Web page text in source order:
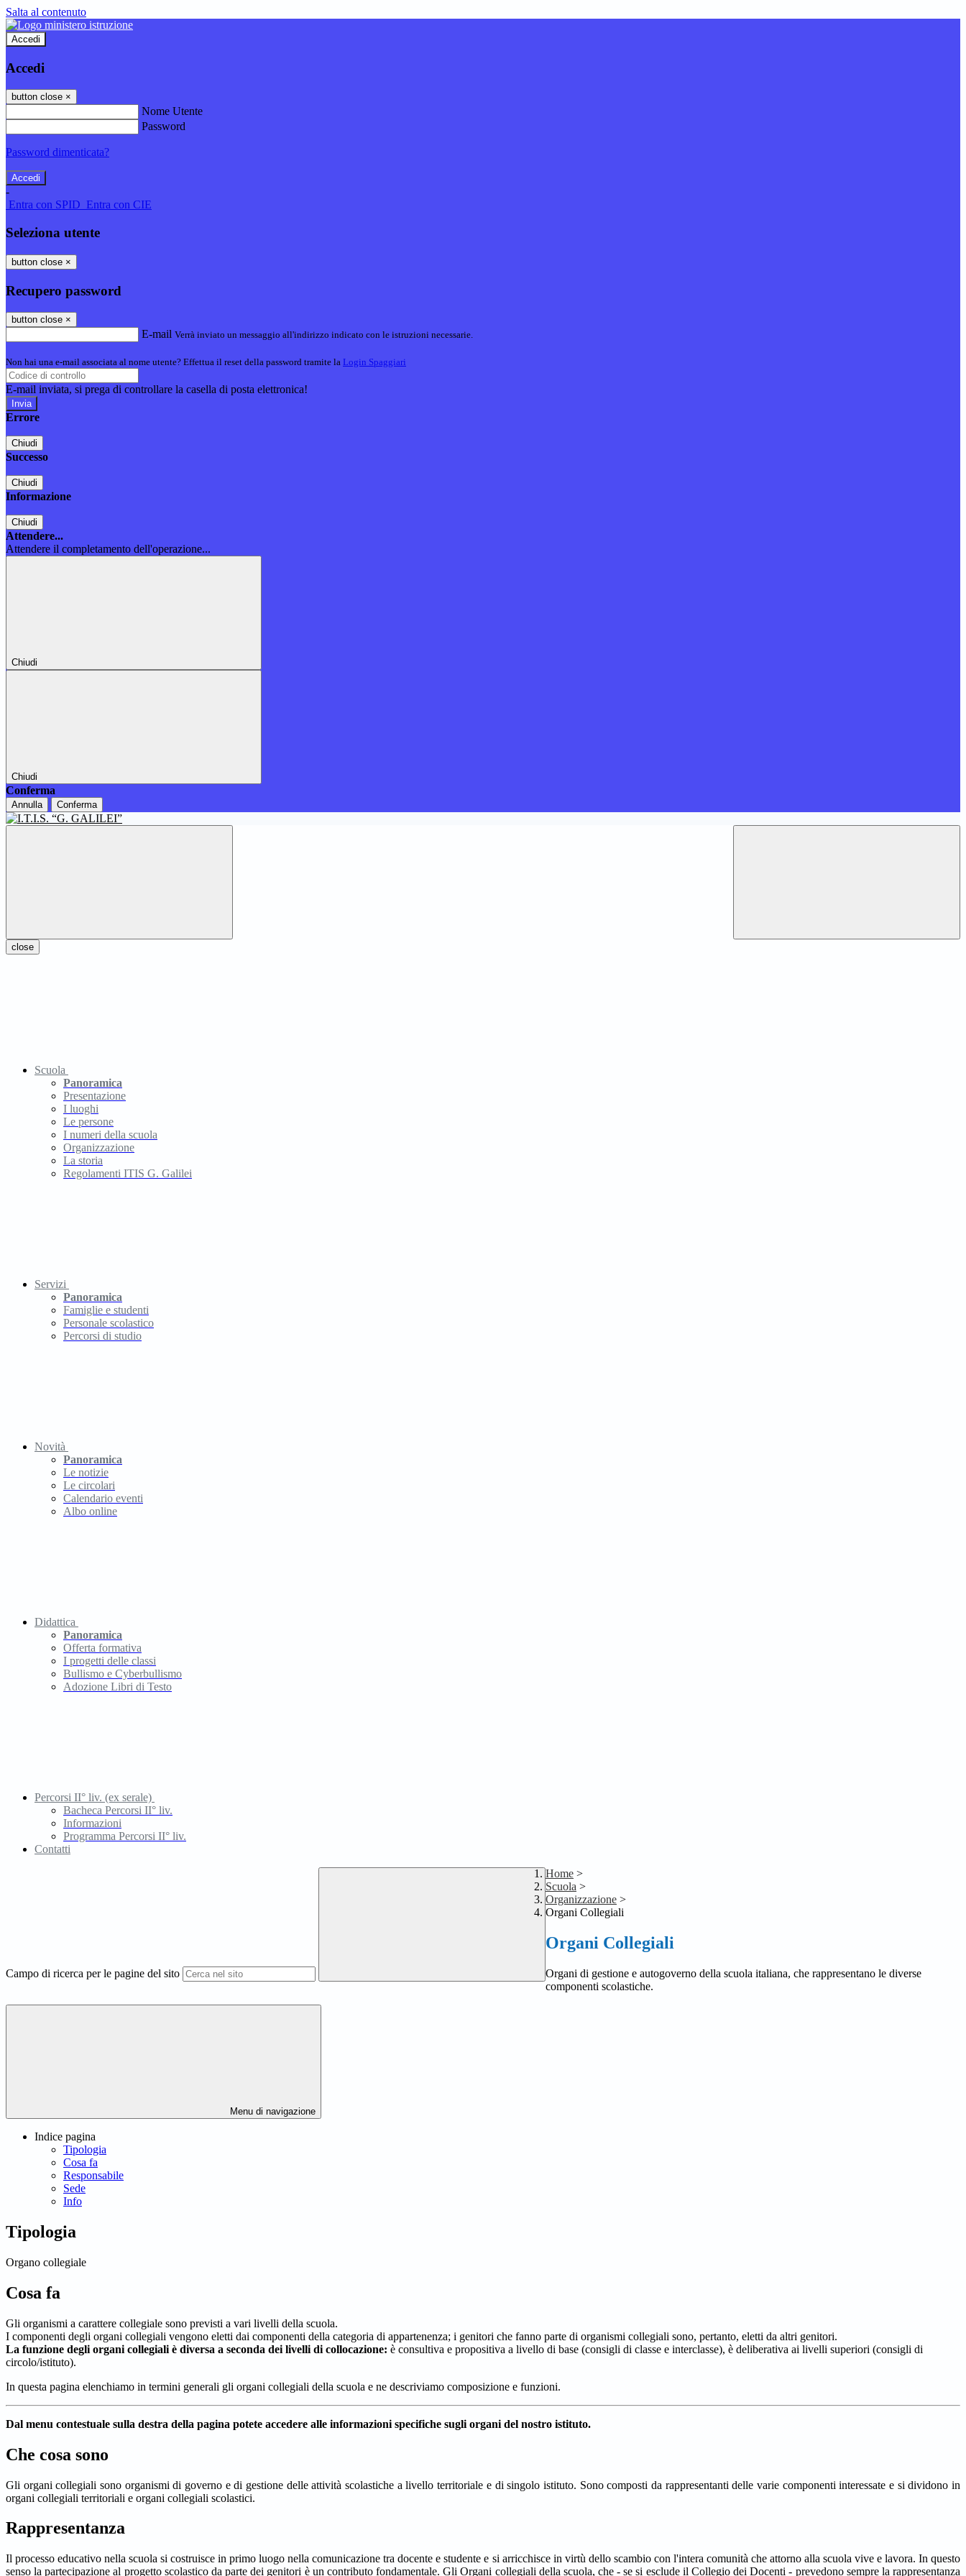
Salta al contenuto
Accedi
Accedi
button close ×
Nome Utente
Password
Password dimenticata?
-
Entra con SPID Entra con CIE
Seleziona utente
button close ×
Recupero password
button close ×
E-mail Verrà inviato un messaggio all'indirizzo indicato con le istruzioni necessarie.
Non hai una e-mail associata al nome utente? Effettua il reset della password tramite la Login Spaggiari
E-mail inviata, si prega di controllare la casella di posta elettronica!
Errore
Chiudi
Successo
Chiudi
Informazione
Chiudi
Attendere...
Attendere il completamento dell'operazione...
Chiudi
Chiudi
Conferma
Annulla Conferma
close
Scuola
Panoramica
Presentazione
I luoghi
Le persone
I numeri della scuola
Organizzazione
La storia
Regolamenti ITIS G. Galilei
Servizi
Panoramica
Famiglie e studenti
Personale scolastico
Percorsi di studio
Novità
Panoramica
Le notizie
Le circolari
Calendario eventi
Albo online
Didattica
Panoramica
Offerta formativa
I progetti delle classi
Bullismo e Cyberbullismo
Adozione Libri di Testo
Percorsi II° liv. (ex serale)
Bacheca Percorsi II° liv.
Informazioni
Programma Percorsi II° liv.
Contatti
Campo di ricerca per le pagine del sito
Home >
Scuola >
Organizzazione >
Organi Collegiali
Organi Collegiali
Organi di gestione e autogoverno della scuola italiana, che rappresentano le diverse
componenti scolastiche.
Menu di navigazione
Indice pagina
Tipologia
Cosa fa
Responsabile
Sede
Info
Tipologia
Organo collegiale
Cosa fa
Gli organismi a carattere collegiale sono previsti a vari livelli della scuola.
I componenti degli organi collegiali vengono eletti dai componenti della categoria di appartenenza; i genitori che fanno parte di organismi collegiali sono, pertanto, eletti da altri genitori.
La funzione degli organi collegiali è diversa a seconda dei livelli di collocazione: è consultiva e propositiva a livello di base (consigli di classe e interclasse), è deliberativa ai livelli superiori (consigli di
circolo/istituto).
In questa pagina elenchiamo in termini generali gli organi collegiali della scuola e ne descriviamo composizione e funzioni.
Dal menu contestuale sulla destra della pagina potete accedere alle informazioni specifiche sugli organi del nostro istituto.
Che cosa sono
Gli organi collegiali sono organismi di governo e di gestione delle attività scolastiche a livello territoriale e di singolo istituto. Sono composti da rappresentanti delle varie componenti interessate e si dividono in
organi collegiali territoriali e organi collegiali scolastici.
Rappresentanza
Il processo educativo nella scuola si costruisce in primo luogo nella comunicazione tra docente e studente e si arricchisce in virtù dello scambio con l'intera comunità che attorno alla scuola vive e lavora. In questo
senso la partecipazione al progetto scolastico da parte dei genitori è un contributo fondamentale. Gli Organi collegiali della scuola, che - se si esclude il Collegio dei Docenti - prevedono sempre la rappresentanza